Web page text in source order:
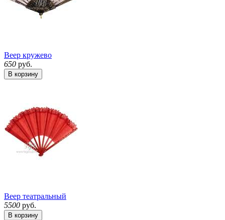
Веер кружево
650 руб.
В корзину
Веер театральный
5500 руб.
В корзину